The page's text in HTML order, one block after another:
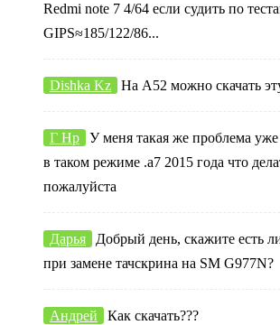
Redmi note 7 4/64 если судить по
GIPS≈185/122/86...
Dishka Kz На А52 можно скачать
Г Нр
У меня такая же проблема уже
в таком режиме .а7 2015 года что
пожалуйста
Дарья
Добрый день, скажите есть
при замене тачскрина на SM G977N?
Андрей Как скачать???